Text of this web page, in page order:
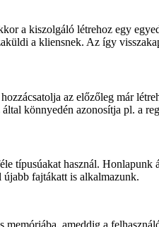
a kiszolgáló létrehoz egy
a kliensnek. Az így
az előzőleg már
könnyedén azonosítja pl. a
típusúakat használ. Honlapunk
fajtákatt is alkalmazunk.
ameddig a